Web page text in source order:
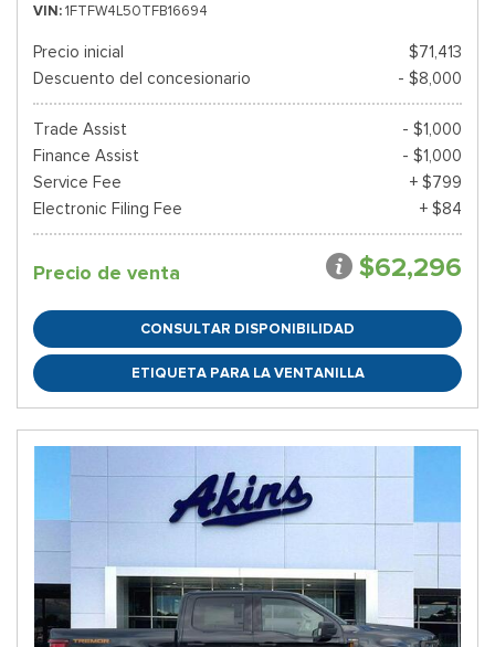
VIN 1FTFW4L50TFB16694
Precio inicial
$71,413
Descuento del concesionario
- $8,000
Trade Assist
- $1,000
Finance Assist
- $1,000
Service Fee
+ $799
Electronic Filing Fee
+ $84
Precio de venta $62,296
CONSULTAR DISPONIBILIDAD
ETIQUETA PARA LA VENTANILLA